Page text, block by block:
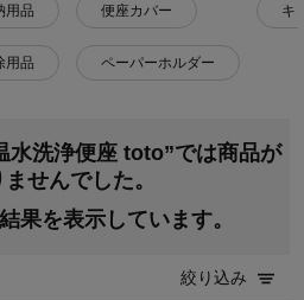
用品
用品
便座カバー
ペーパーホルダー
キ
水洗浄便座 toto”では商品が
せんでした。
果を表示しています。
絞り込み